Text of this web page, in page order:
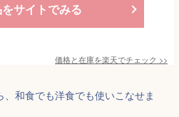
サイトでみる
価格と在庫を楽天でチェック >>
和食でも洋食でも使いこなせま